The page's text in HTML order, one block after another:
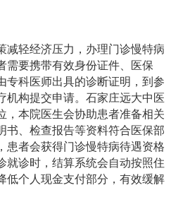
减轻经济压力，办理门诊慢特病
需要携带有效身份证件、医保
专科医师出具的诊断证明，到参
机构提交申请。石家庄远大中医
，本院医生会协助患者准备相关
书、检查报告等资料符合医保部
患者会获得门诊慢特病待遇资格
就诊时，结算系统会自动按照住
低个人现金支付部分，有效缓解